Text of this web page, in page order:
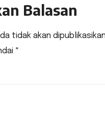
Balasan
tidak akan
*